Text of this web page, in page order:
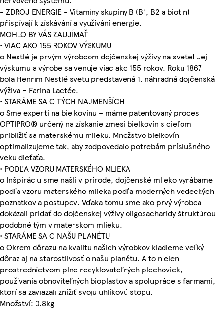
- ZDROJ ENERGIE - Vitamíny skupiny B (B1, B2 a biotin)
přispívají k získávání a využívání energie.
MOHLO BY VÁS ZAUJÍMAŤ
• VIAC AKO 155 ROKOV VÝSKUMU
o Nestlé je prvým výrobcom dojčenskej výživy na svete! Jej
výskumu a výrobe sa venuje viac ako 155 rokov. Roku 1867
bola Henrim Nestlé svetu predstavená 1. náhradná dojčenská
výživa – Farina Lactée.
• STARÁME SA O TÝCH NAJMENŠÍCH
o Sme experti na bielkovinu – máme patentovaný proces
OPTIPRO® určený na získanie zmesi bielkovín s cieľom
priblížiť sa materskému mlieku. Množstvo bielkovín
optimalizujeme tak, aby zodpovedalo potrebám príslušného
veku dieťaťa.
• PODĽA VZORU MATERSKÉHO MLIEKA
o Inšpiráciu sme našli v prírode, dojčenské mlieko vyrábame
podľa vzoru materského mlieka podľa moderných vedeckých
poznatkov a postupov. Vďaka tomu sme ako prvý výrobca
dokázali pridať do dojčenskej výživy oligosacharidy štruktúrou
podobné tým v materskom mlieku.
• STARÁME SA O NAŠU PLANÉTU
o Okrem dôrazu na kvalitu našich výrobkov kladieme veľký
dôraz aj na starostlivosť o našu planétu. A to nielen
prostredníctvom plne recyklovateľných plechoviek,
používania obnoviteľných bioplastov a spolupráce s farmami,
ktorí sa zaviazali znížiť svoju uhlíkovú stopu.
Množství: 0.8kg